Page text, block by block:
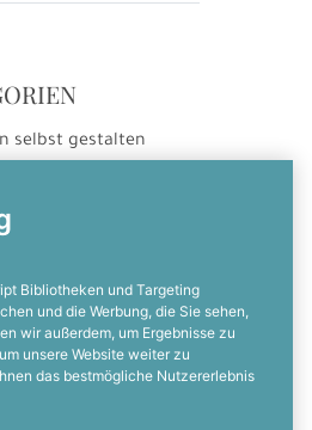
Bibliotheken und Targeting
und die Werbung, die Sie sehen,
wir außerdem, um Ergebnisse zu
unsere Website weiter zu
das bestmögliche Nutzererlebnis
selbst gestalten
selbst gestalten